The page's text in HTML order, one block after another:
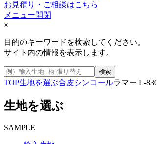
お見積り・ご相談はこちら
メニュー開閉
×
目的のキーワードを検索してください。
サイト内の情報を表示します。
検索
TOP生地を選ぶ合皮シンコールラマー L-
生地を選ぶ
SAMPLE